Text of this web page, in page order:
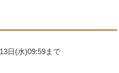
日(水)09:59まで